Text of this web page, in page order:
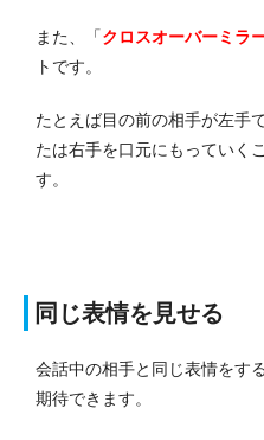
また、「クロスオーバーミラ
トです。
たとえば目の前の相手が左手
たは右手を口元にもっていく
す。
同じ表情を見せる
会話中の相手と同じ表情をす
期待できます。